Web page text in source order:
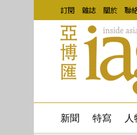
訂閱 雜誌 關於 聯
新聞 特寫 人